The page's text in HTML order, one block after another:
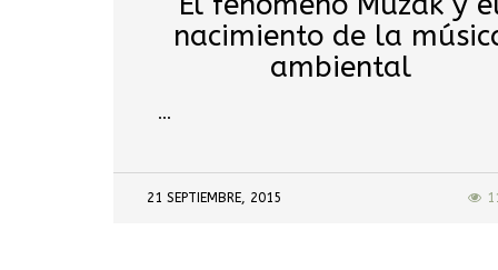
nacimiento de la
ambiental
…
21 SEPTIEMBRE, 2015